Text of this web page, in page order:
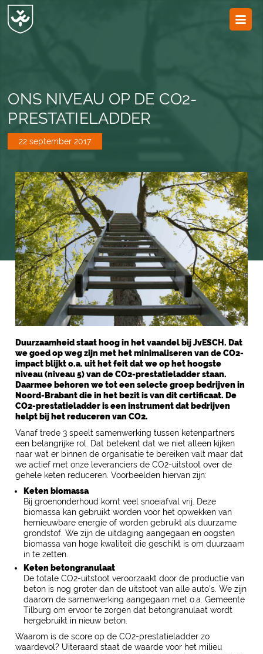
ONS NIVEAU OP DE CO2-
PRESTATIELADDER
22 september 2017
Duurzaamheid staat hoog in het vaandel bij JvESCH. Dat
we goed op weg zijn met het minimaliseren van de CO2-
impact blijkt o.a. uit het feit dat we op het hoogste
niveau (niveau 5) van de CO2-prestatieladder staan.
Daarmee behoren we tot een selecte groep bedrijven in
Noord-Brabant die in het bezit is van dit certificaat. De
CO2-prestatieladder is een instrument dat bedrijven
helpt bij het reduceren van CO2.
Vanaf trede 3 speelt samenwerking tussen ketenpartners
een belangrijke rol. Dat betekent dat we niet alleen kijken
naar wat er binnen de organisatie te bereiken valt maar dat
we actief met onze leveranciers de CO2-uitstoot over de
gehele keten reduceren. Voorbeelden hiervan zijn:
Keten biomassa
Bij groenonderhoud komt veel snoeiafval vrij. Deze
biomassa kan gebruikt worden voor het opwekken van
hernieuwbare energie of worden gebruikt als duurzame
grondstof. We zijn de uitdaging aangegaan en oogsten
biomassa van hoge kwaliteit die geschikt is om duurzaam
in te zetten.
Keten betongranulaat
De totale CO2-uitstoot veroorzaakt door de productie van
beton is nog groter dan de uitstoot van alle auto’s. We zijn
daarom de samenwerking aangegaan met o.a. Gemeente
Tilburg om ervoor te zorgen dat betongranulaat wordt
hergebruikt in nieuw beton.
Waarom is de score op de CO2-prestatieladder zo
waardevol? Uiteraard staat de waarde voor het milieu